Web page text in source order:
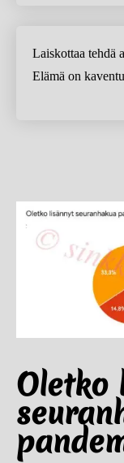
Laiskottaa tehdä
Elämä on
Oletko